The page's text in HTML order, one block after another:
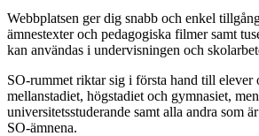
Webbplatsen ger dig snabb och enkel
ämnestexter och pedagogiska filmer samt
kan användas i undervisningen och
SO-rummet riktar sig i första hand till elever
mellanstadiet, högstadiet och gymnasiet,
universitetsstuderande samt alla andra som
SO-ämnena.